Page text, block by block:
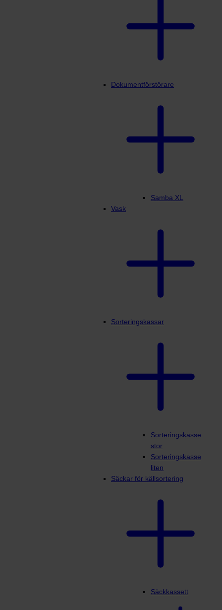
Dokumentförstörare
Samba XL
Vask
Sorteringskassar
Sorteringskasse
stor
Sorteringskasse
liten
Säckar för källsortering
Säckkassett